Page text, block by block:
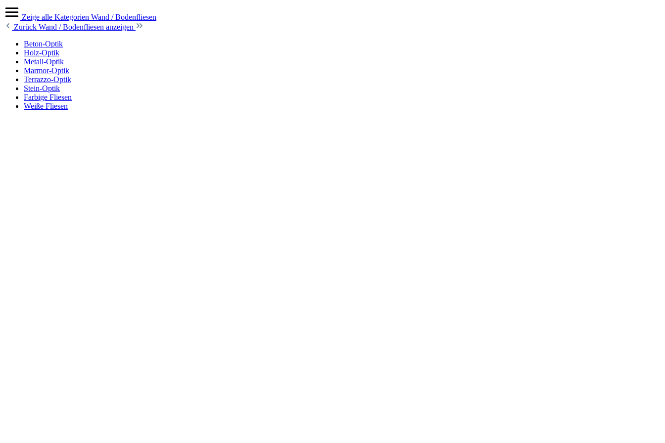
Zeige alle Kategorien Wand / Bodenfliesen
Zurück Wand / Bodenfliesen anzeigen
Beton-Optik
Holz-Optik
Metall-Optik
Marmor-Optik
Terrazzo-Optik
Stein-Optik
Farbige Fliesen
Weiße Fliesen